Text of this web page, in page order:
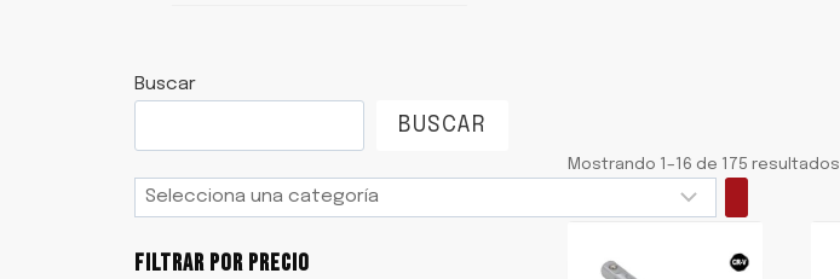
Mostrando 1–16 de 175 resultados
Buscar
BUSCAR
Selecciona
una
categoría
FILTRAR POR PRECIO